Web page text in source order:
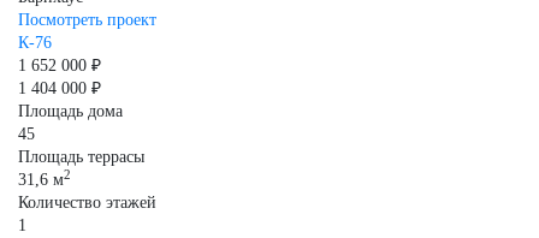
Посмотреть проект
К-76
1 652 000 ₽
1 404 000 ₽
Площадь дома
45
Площадь террасы
31,6 м2
Количество этажей
1